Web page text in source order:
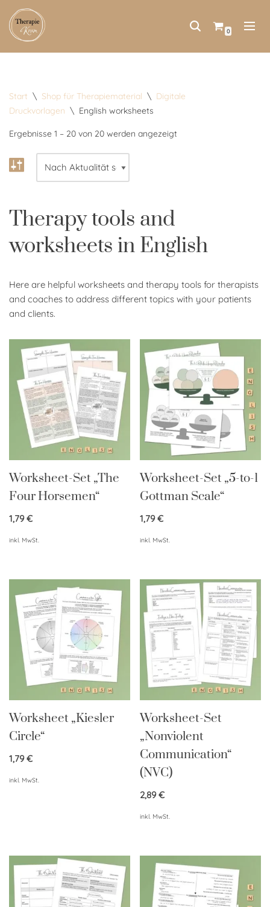
Zum
0
Start \ Shop für Therapiematerial \ Digitale
Druckvorlagen \ English worksheets
Ergebnisse 1 – 20 von 20 werden angezeigt
Therapy tools and
worksheets in English
Here are helpful worksheets and therapy tools for therapists
and coaches to address different topics with your patients
and clients.
Worksheet-Set „The
Four Horsemen“
1,79€
inkl. MwSt.
Worksheet-Set „5-to-1
Gottman Scale“
1,79€
inkl. MwSt.
Worksheet „Kiesler
Circle“
1,79€
inkl. MwSt.
Worksheet-Set
„Nonviolent
Communication“
(NVC)
2,89€
inkl. MwSt.